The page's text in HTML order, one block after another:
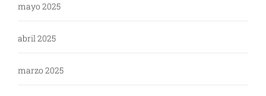
mayo 2025
abril 2025
marzo 2025